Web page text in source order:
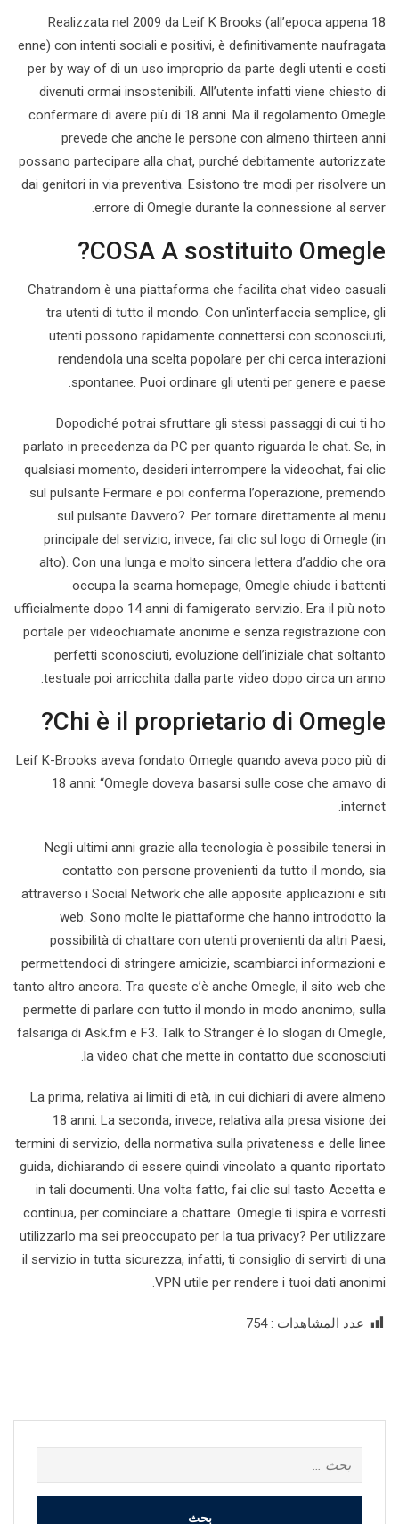
Realizzata nel 2009 da Leif K Brooks (all’epoca appena 18
enne) con intenti sociali e positivi, è definitivamente naufragata
per by way of di un uso improprio da parte degli utenti e costi
divenuti ormai insostenibili. All’utente infatti viene chiesto di
confermare di avere più di 18 anni. Ma il regolamento Omegle
prevede che anche le persone con almeno thirteen anni
possano partecipare alla chat, purché debitamente autorizzate
dai genitori in via preventiva. Esistono tre modi per risolvere un
errore di Omegle durante la connessione al server.
COSA A sostituito Omegle?
Chatrandom è una piattaforma che facilita chat video casuali
tra utenti di tutto il mondo. Con un'interfaccia semplice, gli
utenti possono rapidamente connettersi con sconosciuti,
rendendola una scelta popolare per chi cerca interazioni
spontanee. Puoi ordinare gli utenti per genere e paese.
Dopodiché potrai sfruttare gli stessi passaggi di cui ti ho
parlato in precedenza da PC per quanto riguarda le chat. Se, in
qualsiasi momento, desideri interrompere la videochat, fai clic
sul pulsante Fermare e poi conferma l’operazione, premendo
sul pulsante Davvero?. Per tornare direttamente al menu
principale del servizio, invece, fai clic sul logo di Omegle (in
alto). Con una lunga e molto sincera lettera d’addio che ora
occupa la scarna homepage, Omegle chiude i battenti
ufficialmente dopo 14 anni di famigerato servizio. Era il più noto
portale per videochiamate anonime e senza registrazione con
perfetti sconosciuti, evoluzione dell’iniziale chat soltanto
testuale poi arricchita dalla parte video dopo circa un anno.
Chi è il proprietario di Omegle?
Leif K-Brooks aveva fondato Omegle quando aveva poco più di
18 anni: “Omegle doveva basarsi sulle cose che amavo di
internet.
Negli ultimi anni grazie alla tecnologia è possibile tenersi in
contatto con persone provenienti da tutto il mondo, sia
attraverso i Social Network che alle apposite applicazioni e siti
web. Sono molte le piattaforme che hanno introdotto la
possibilità di chattare con utenti provenienti da altri Paesi,
permettendoci di stringere amicizie, scambiarci informazioni e
tanto altro ancora. Tra queste c’è anche Omegle, il sito web che
permette di parlare con tutto il mondo in modo anonimo, sulla
falsariga di Ask.fm e F3. Talk to Stranger è lo slogan di Omegle,
la video chat che mette in contatto due sconosciuti.
La prima, relativa ai limiti di età, in cui dichiari di avere almeno
18 anni. La seconda, invece, relativa alla presa visione dei
termini di servizio, della normativa sulla privateness e delle linee
guida, dichiarando di essere quindi vincolato a quanto riportato
in tali documenti. Una volta fatto, fai clic sul tasto Accetta e
continua, per cominciare a chattare. Omegle ti ispira e vorresti
utilizzarlo ma sei preoccupato per la tua privacy? Per utilizzare
il servizio in tutta sicurezza, infatti, ti consiglio di servirti di una
VPN utile per rendere i tuoi dati anonimi.
عدد المشاهدات : 754
عن: